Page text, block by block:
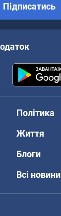
Підписатись
Політика
Життя
Блоги
Всі новини